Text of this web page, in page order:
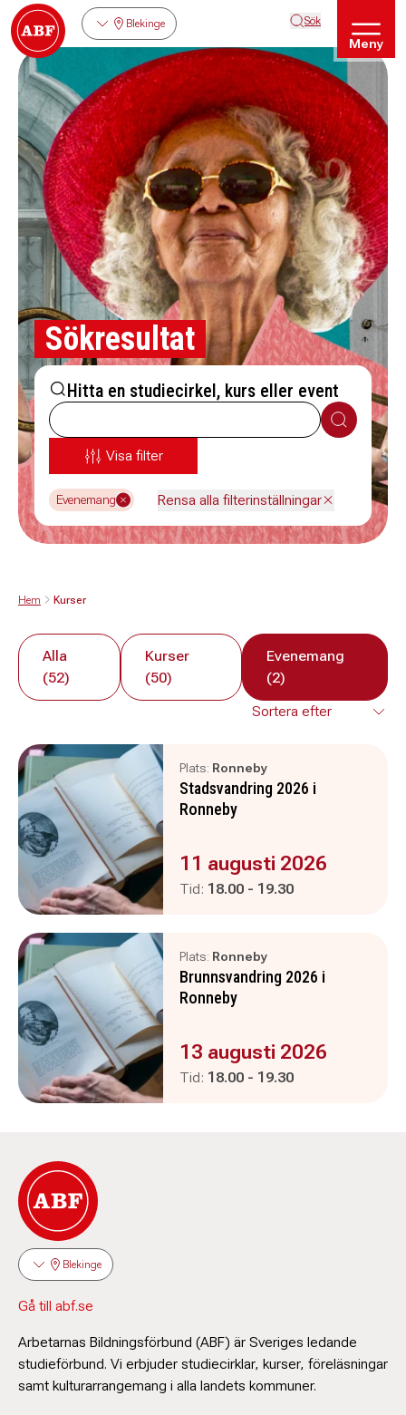
Blekinge Sök
Meny
Sökresultat
Hitta en studiecirkel, kurs eller event
Sök
Visa filter
Evenemang Rensa alla filterinställningar
Hem Kurser
Alla
(52)
Kurser
(50)
Evenemang
(2)
Plats: Ronneby
Stadsvandring 2026 i
Ronneby
Evenemanget är :
11 augusti 2026
Tid: Pågår mellan
18.00 - och
19.30
Plats: Ronneby
Brunnsvandring 2026 i
Ronneby
Evenemanget är :
13 augusti 2026
Tid: Pågår mellan
18.00 - och
19.30
Blekinge
Gå till abf.se
Arbetarnas Bildningsförbund (ABF) är Sveriges ledande
studieförbund. Vi erbjuder studiecirklar, kurser, föreläsningar
samt kulturarrangemang i alla landets kommuner.